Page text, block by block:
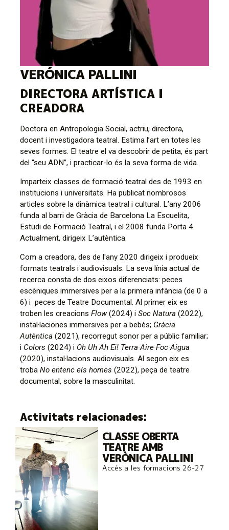
Diapositiva 2 de 2
VERÓNICA PALLINI
DIRECTORA ARTÍSTICA I
CREADORA
Doctora en Antropologia Social, actriu, directora,
docent i investigadora teatral. Estima l’art en totes les
seves formes. El teatre el va descobrir de petita, és part
del “seu ADN”, i practicar-lo és la seva forma de vida.
Imparteix classes de formació teatral des de 1993 en
institucions i universitats. Ha publicat nombrosos
articles sobre la dinàmica teatral i cultural. L’any 2006
funda al barri de Gràcia de Barcelona La Escuelita,
Estudi de Formació Teatral, i el 2008 funda Porta 4.
Actualment, dirigeix L’autèntica.
Com a creadora, des de l'any 2020 dirigeix i produeix
formats teatrals i audiovisuals. La seva línia actual de
recerca consta de dos eixos diferenciats: peces
escèniques immersives per a la primera infància (de 0 a
6) i peces de Teatre Documental. Al primer eix es
troben les creacionsFlow(2024) iSoc Natura (2022),
instal·laciones immersives per a bebès; Gràcia
Autèntica (2021), recorregut sonor per a públic familiar;
i Colors (2024) i Oh Uh Ah Ei! Terra·Aire·Foc·Aigua
(2020), instal·lacions audiovisuals. Al segon eix es
trobaNo entenc els homes(2022), peça de teatre
documental, sobre la masculinitat.
Activitats relacionades:
CLASSE OBERTA
TEATRE AMB
VERÒNICA PALLINI
Accés a les formacions 26-27